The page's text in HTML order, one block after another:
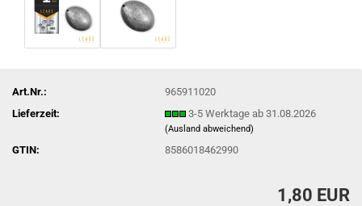
Art.Nr.:
965911020
Lieferzeit:
3-5 Werktage ab 31.08.2026
(Ausland abweichend)
GTIN: 8586018462990
1,80 EUR